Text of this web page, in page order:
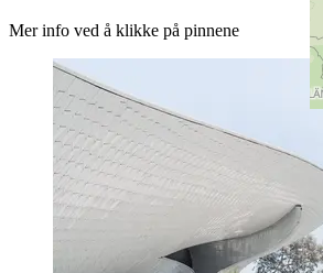
Mer info ved å klikke på pinnene